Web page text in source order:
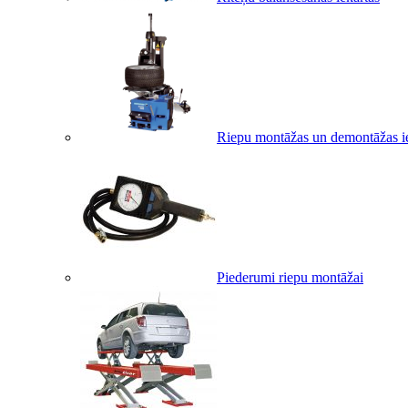
Riepu montāžas un demontāžas
Piederumi riepu montāžai